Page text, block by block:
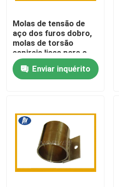
Casa
Sobre nós
Excursão da fábrica
Molas de tensão de
aço dos furos dobro,
molas de torsão
espirais lisas para o
motor
Enviar inquérito